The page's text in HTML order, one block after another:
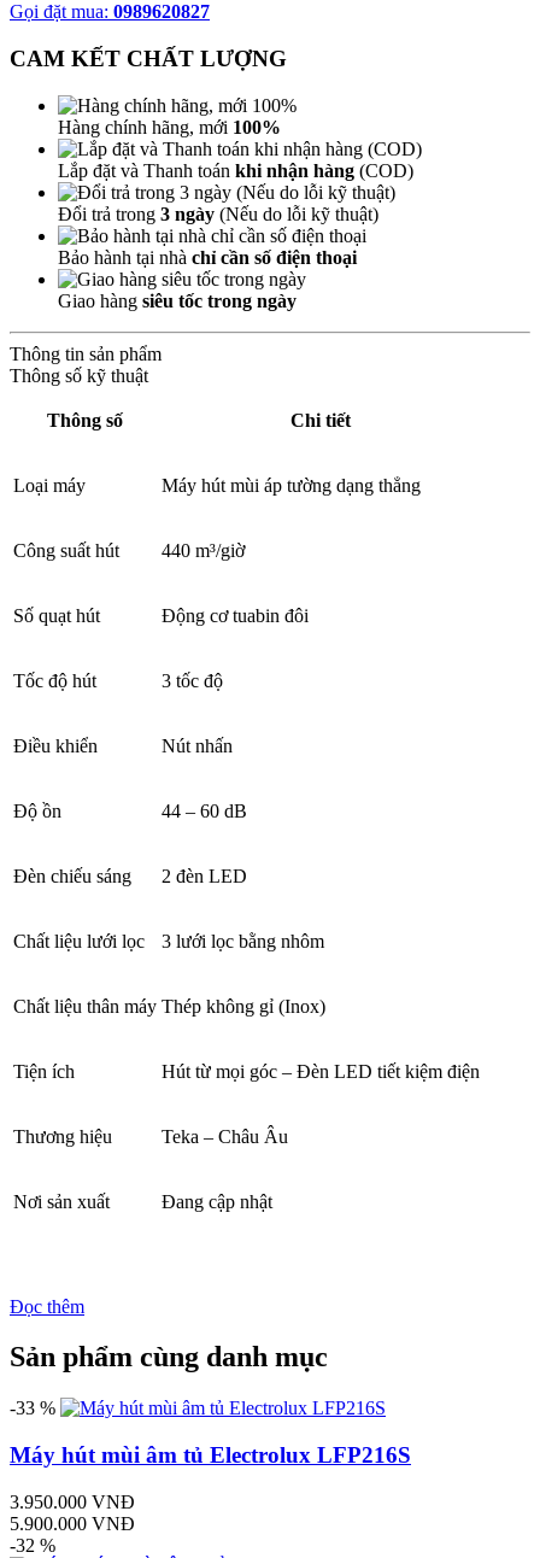
Gọi đặt mua: 0989620827
CAM KẾT CHẤT LƯỢNG
Hàng chính hãng, mới 100%
Lắp đặt và Thanh toán khi nhận hàng (COD)
Đổi trả trong 3 ngày (Nếu do lỗi kỹ thuật)
Bảo hành tại nhà chỉ cần số điện thoại
Giao hàng siêu tốc trong ngày
Thông tin sản phẩm
Thông số kỹ thuật
Thông số Chi tiết
Loại máy Máy hút mùi áp tường dạng thẳng
Công suất hút 440 m³/giờ
Số quạt hút Động cơ tuabin đôi
Tốc độ hút 3 tốc độ
Điều khiển Nút nhấn
Độ ồn 44 – 60 dB
Đèn chiếu sáng 2 đèn LED
Chất liệu lưới lọc 3 lưới lọc bằng nhôm
Chất liệu thân máy Thép không gỉ (Inox)
Tiện ích Hút từ mọi góc – Đèn LED tiết kiệm điện
Thương hiệu Teka – Châu Âu
Nơi sản xuất Đang cập nhật
Đọc thêm
Sản phẩm cùng danh mục
-33 %
Máy hút mùi âm tủ Electrolux LFP216S
3.950.000 VNĐ
5.900.000 VNĐ
-32 %